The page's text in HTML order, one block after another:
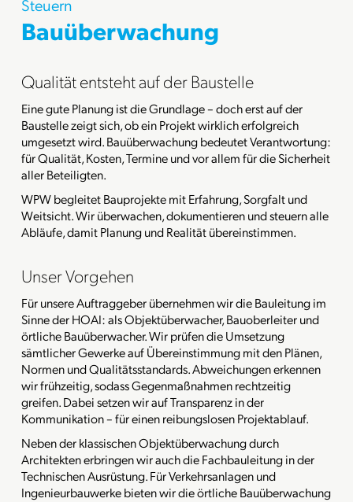
Steuern
Bauüberwachung
Qualität entsteht auf der Baustelle
Eine gute Planung ist die Grundlage – doch erst auf der
Baustelle zeigt sich, ob ein Projekt wirklich erfolgreich
umgesetzt wird. Bauüberwachung bedeutet Verantwortung:
für Qualität, Kosten, Termine und vor allem für die Sicherheit
aller Beteiligten.
WPW begleitet Bauprojekte mit Erfahrung, Sorgfalt und
Weitsicht. Wir überwachen, dokumentieren und steuern alle
Abläufe, damit Planung und Realität übereinstimmen.
Unser Vorgehen
Für unsere Auftraggeber übernehmen wir die Bauleitung im
Sinne der HOAI: als Objektüberwacher, Bauoberleiter und
örtliche Bauüberwacher. Wir prüfen die Umsetzung
sämtlicher Gewerke auf Übereinstimmung mit den Plänen,
Normen und Qualitätsstandards. Abweichungen erkennen
wir frühzeitig, sodass Gegenmaßnahmen rechtzeitig
greifen. Dabei setzen wir auf Transparenz in der
Kommunikation – für einen reibungslosen Projektablauf.
Neben der klassischen Objektüberwachung durch
Architekten erbringen wir auch die Fachbauleitung in der
Technischen Ausrüstung. Für Verkehrsanlagen und
Ingenieurbauwerke bieten wir die örtliche Bauüberwachung